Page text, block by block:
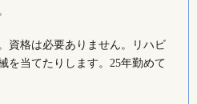
資格は必要ありません。リハビ
当てたりします。25年勤めて